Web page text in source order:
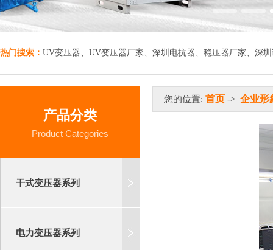
热门搜索： UV变压器、 UV变压器厂家、 深圳电抗器、 稳压器厂家、 深
产品分类
Product Categories
干式变压器系列
电力变压器系列
您的位置: 首页 -> 企业形